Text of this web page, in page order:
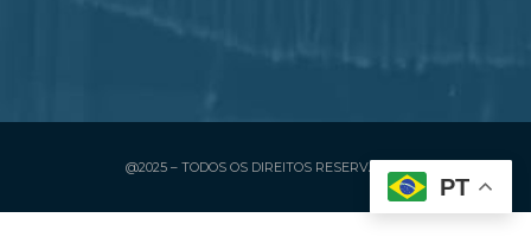
@2025 – TODOS OS DIREITOS RESERVADOS
PT